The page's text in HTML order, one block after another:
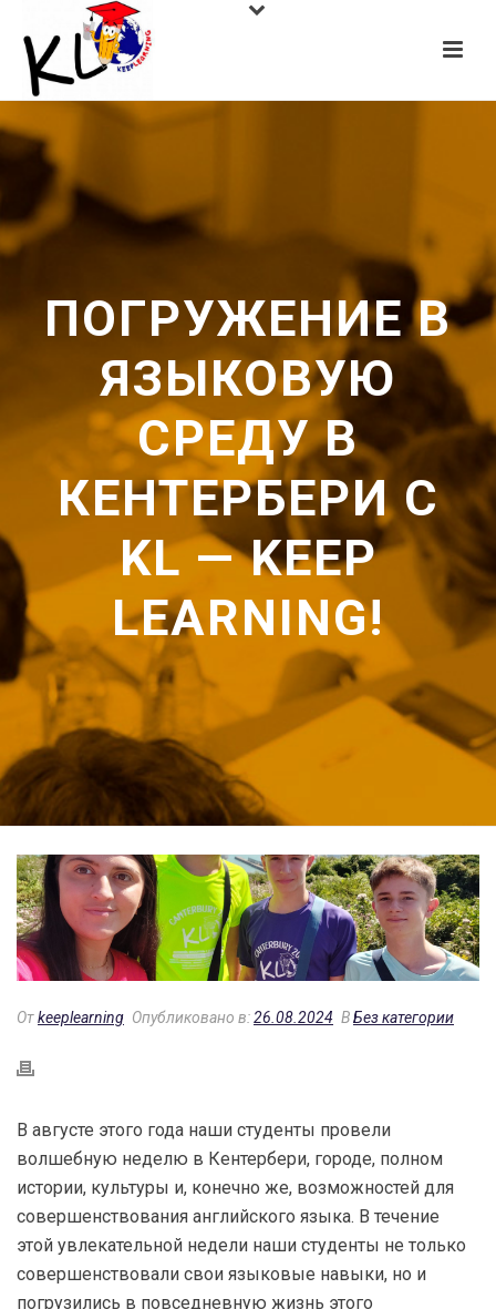
ПОГРУЖЕНИЕ В
ЯЗЫКОВУЮ
СРЕДУ В
КЕНТЕРБЕРИ С
KL — KEEP
LEARNING!
Отkeeplearning Опубликовано в:26.08.2024 ВБез категории
В августе этого года наши студенты провели
волшебную неделю в Кентербери, городе, полном
истории, культуры и, конечно же, возможностей для
совершенствования английского языка. В течение
этой увлекательной недели наши студенты не только
совершенствовали свои языковые навыки, но и
погрузились в повседневную жизнь этого